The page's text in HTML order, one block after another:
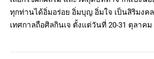
ทุกท่านได้อิ่มอร่อย อิ่มบุญ อิ่มใจ เป็นสิริมงค
เทศกาลถือศิลกินเจ ตั้งแต่วันที่ 20-31 ตุลาคม